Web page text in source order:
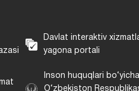
Davlat interaktiv
yagona portali
Inson huquqlari bo‘yicha
O‘zbekiston